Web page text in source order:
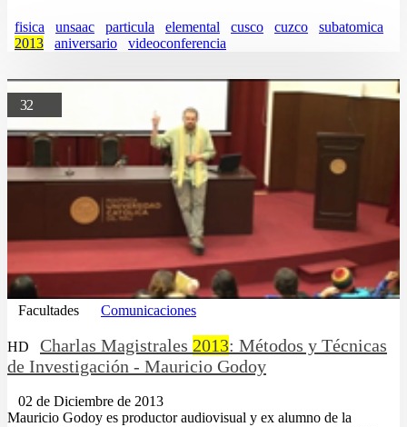
fisica unsaac particula elemental cusco cuzco
subatomica
2013
aniversario videoconferencia
32
Facultades Comunicaciones
HD Charlas Magistrales 2013: Métodos y Técnicas
de Investigación - Mauricio Godoy
02 de Diciembre de 2013
Mauricio Godoy es productor audiovisual y ex alumno de la